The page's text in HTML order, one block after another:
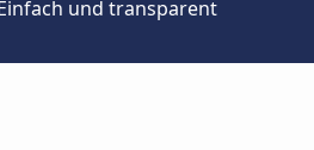
und transparent